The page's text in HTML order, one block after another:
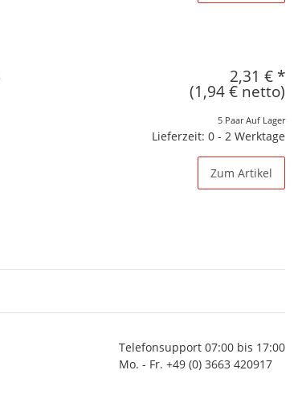
2,31 € *
(1,94 € netto)
5 Paar Auf Lager
Lieferzeit: 0 - 2 Werktage
Zum Artikel
Telefonsupport 07:00 bis 17:00
Mo. - Fr. +49 (0) 3663 420917